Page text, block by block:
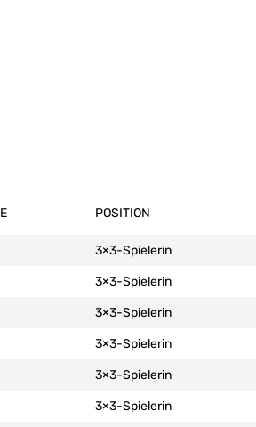
POSITION
3×3-Spielerin
3×3-Spielerin
3×3-Spielerin
3×3-Spielerin
3×3-Spielerin
3×3-Spielerin